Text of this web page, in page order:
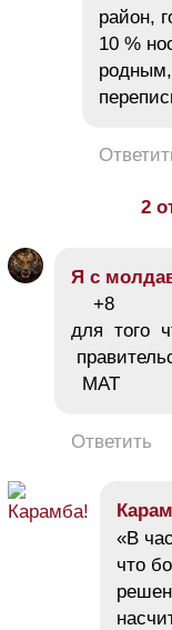
район,
10 %
2
Я с
+8
для того
МАТ
Ответить
«В
что